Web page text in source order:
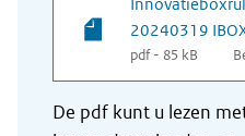
20240319
pdf - 85 kB
De pdf kunt u lezen